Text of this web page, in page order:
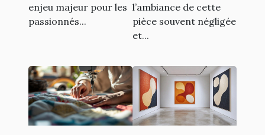
enjeu majeur pour les
passionnés...
l’ambiance de cette
pièce souvent négligée
et...